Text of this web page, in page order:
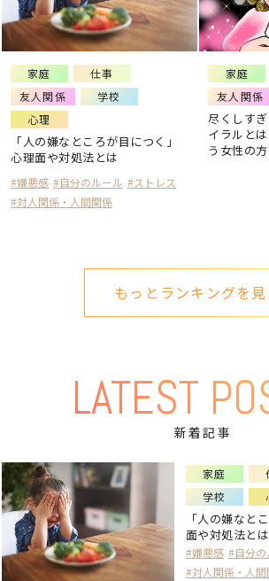
家庭
仕事
友人関係
学校
心理
「人の嫌なところが目につく」
心理面や対処法とは
#嫌悪感 #自分のルール #ストレス
#対人関係・人間関係
家庭
友人関係
尽くしす
イラルと
う女性の
もっとランキングを見
LATEST
新着記事
家庭
学校
「人の嫌なと
面や対処法とは
#嫌悪感 #自分の
#対人関係・人間